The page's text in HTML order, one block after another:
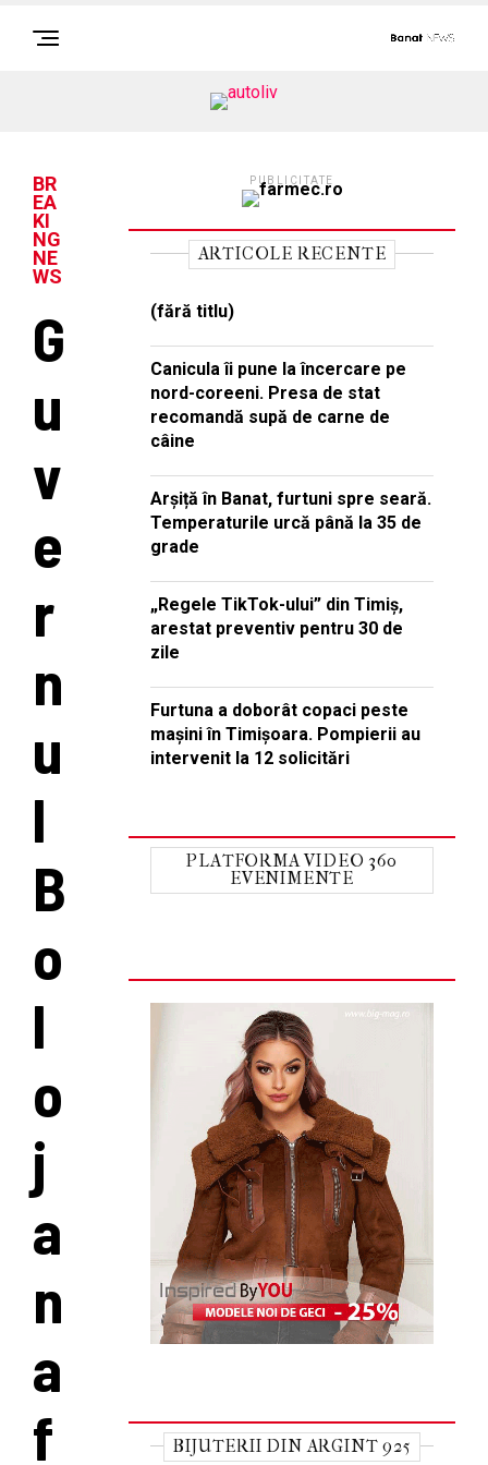
BR
EA
KI
NG
NE
WS
G
u
v
e
r
n
u
l
B
o
l
o
j
a
n
a
f
PUBLICITATE
ARTICOLE RECENTE
(fără titlu)
Canicula îi pune la încercare pe
nord-coreeni. Presa de stat
recomandă supă de carne de
câine
Arșiță în Banat, furtuni spre seară.
Temperaturile urcă până la 35 de
grade
„Regele TikTok-ului” din Timiș,
arestat preventiv pentru 30 de
zile
Furtuna a doborât copaci peste
mașini în Timișoara. Pompierii au
intervenit la 12 solicitări
PLATFORMA VIDEO 360
EVENIMENTE
BIJUTERII DIN ARGINT 925